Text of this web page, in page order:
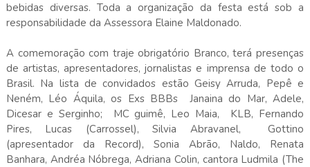
bebidas diversas. Toda a organização da festa está sob a
responsabilidade da Assessora Elaine Maldonado.
A comemoração com traje obrigatório Branco, terá presenças
de artistas, apresentadores, jornalistas e imprensa de todo o
Brasil. Na lista de convidados estão Geisy Arruda, Pepê e
Neném, Léo Áquila, os Exs BBBs Janaina do Mar, Adele,
Dicesar e Serginho; MC guimê, Leo Maia, KLB, Fernando
Pires, Lucas (Carrossel), Silvia Abravanel, Gottino
(apresentador da Record), Sonia Abrão, Naldo, Renata
Banhara, Andréa Nóbrega, Adriana Colin, cantora Ludmila (The